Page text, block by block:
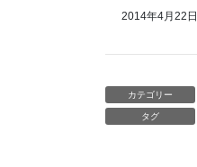
2014年4月22日
カテゴリー
タグ